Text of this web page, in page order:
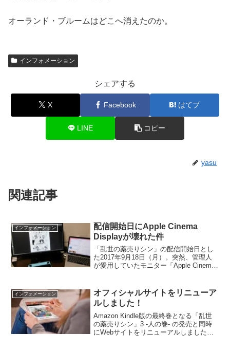
オーランド・ブルームはどこへ消えたのか。
インフォメーション
シェアする
X Facebook はてブ
LINE コピー
yasu
関連記事
インフォメーション
配信開始日にApple Cinema
Displayが壊れた件
「乱世の薬売りシン」の配信開始日とし
た2017年9月18日（月）。突然、管理人
が愛用していたモニター「Apple Cinema
くなり完全に使えなくなりました。...
インフォメーション
オフィシャルサイトをリニューア
ルしました！
Amazon Kindle版の最終巻となる「乱世
の薬売りシン」3 -人の巻- の発売と同時
にWebサイトをリニューアルしました！